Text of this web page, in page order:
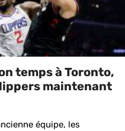
temps à Toronto,
maintenant
équipe, les